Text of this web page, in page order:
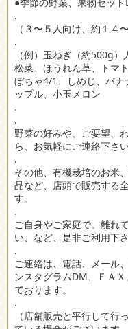
●季節の野菜、果物セット
.
（３〜５人向け、約１４
.
（例）玉ねぎ（約500g
松菜、ほうれん草、トマ
ぼちゃ4/1、しめじ、バ
ップル、小玉メロン
.
.
野菜の好みや、ご要望、
ら、お気軽にご連絡下さい
.
その他、有機栽培のお米
品など、店頭で販売する
す。
.
ご自身やご家庭で。離れ
い、など、是非ご利用下さ
.
ご連絡は、電話、メール
ンスタグラムDM、ＦＡ
ております。
.
（店舗販売と平行して